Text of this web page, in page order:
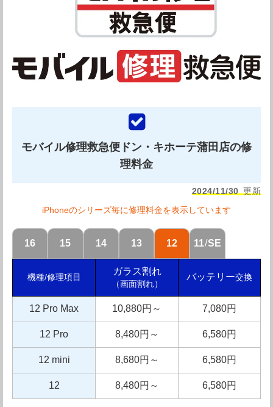
店舗詳細を確認する
引用元：
iPhone修理工房大井町店は全国で150店以上展開を行って
いる最大規模のiPhone修理店の大井町店です。大井町駅
より徒歩30秒の場所に店舗を構えており、駅から距離が近
いので通勤や通学で電車を利用する前のちょっとした時間
で修理によることができ、大変便利ですね。
iPhone修理工房大井町店の特徴は「総務省登録修理業
者」である点と「Android修理が可能」という点です。総
務省登録修理業者は「技術」「部品」「個人情報の取り扱
い」において厳しい基準をクリアした修理店として認めら
度が大変高いものです。 またAndroid修理はまだまだ蒲
田、大森、大井町エリアでも少ないので、Xperia・
Galaxy等の修理を行いたい方は是非お問い合わせしてみ
モバイル修理救急便ドン・キホーテ蒲田店の修
理料金
iPhoneのシリーズ毎に修理料金を表示しています
16 15 14 13 12 11/SE
機種/修理項目
ガラス割れ
（画面割れ）
バッテリー交換
12 Pro Max 10,880円～ 7,080円
12 Pro 8,480円～ 6,580円
12 mini 8,680円～ 6,580円
12 8,480円～ 6,580円
2024/11/30 更新